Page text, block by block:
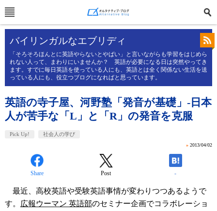
バイリンガルなエブリディ
「そろそろほんとに英語やらないとやばい」と言いながらも学習をはじめら
れない人って、まわりにいませんか？ 英語が必要になる日は突然やってき
ます。すでに毎日英語を使っている人にも、英語とは全く関係ない生活を送
っている人にも、役立つブログになればと思っています。
英語の寺子屋、河野塾「発音が基礎」-日本
人が苦手な「L」と「R」の発音を克服
Pick Up! 社会人の学び
» 2013/04/02
Share Post -
最近、高校英語や受験英語事情が変わりつつあるようで
す。
広報ウーマン 英語部のセミナー企画でコラボレーショ